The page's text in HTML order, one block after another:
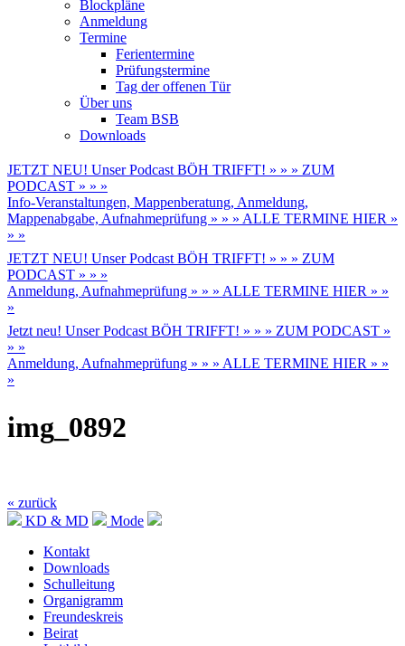
Blockpläne
Anmeldung
Termine
Ferientermine
Prüfungstermine
Tag der offenen Tür
Über uns
Team BSB
Downloads
JETZT NEU! Unser Podcast BÖH TRIFFT! » » » ZUM
PODCAST » » »
Info-Veranstaltungen, Mappenberatung, Anmeldung,
Mappenabgabe, Aufnahmeprüfung » » » ALLE TERMINE HIER »
» »
JETZT NEU! Unser Podcast BÖH TRIFFT! » » » ZUM
PODCAST » » »
Anmeldung, Aufnahmeprüfung » » » ALLE TERMINE HIER » »
»
Jetzt neu! Unser Podcast BÖH TRIFFT! » » » ZUM PODCAST »
» »
Anmeldung, Aufnahmeprüfung » » » ALLE TERMINE HIER » »
»
img_0892
« zurück
KD & MD
Mode
Kontakt
Downloads
Schulleitung
Organigramm
Freundeskreis
Beirat